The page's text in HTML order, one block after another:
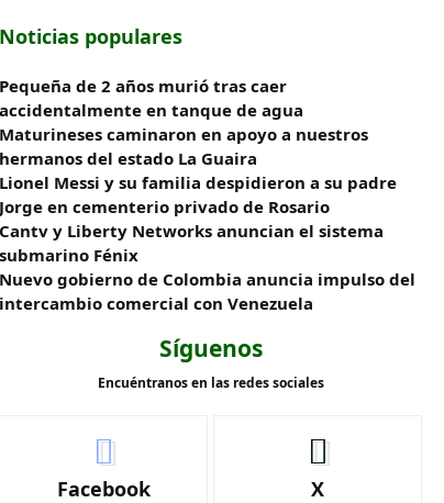
Noticias populares
Pequeña de 2 años murió tras caer
accidentalmente en tanque de agua
Maturineses caminaron en apoyo a nuestros
hermanos del estado La Guaira
Lionel Messi y su familia despidieron a su padre
Jorge en cementerio privado de Rosario
Cantv y Liberty Networks anuncian el sistema
submarino Fénix
Nuevo gobierno de Colombia anuncia impulso del
intercambio comercial con Venezuela
Síguenos
Encuéntranos en las redes sociales
Facebook X